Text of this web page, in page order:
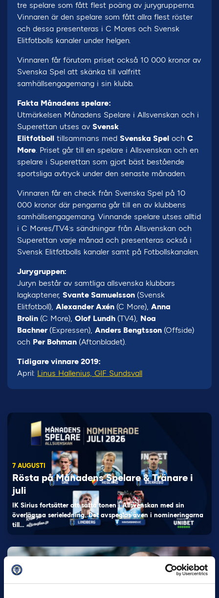
tre spelare som fått flest poäng av jurygrupperna.
Vinnaren är den spelare som fått allra flest röster
och dessa presenteras i C Mores och Svensk
Elitfotbolls kanaler under helgen.
Vinnaren får förutom priset också 10 000 kronor av
Svenska Spel att skänka till valfritt
samhällsengagemang i sin klubb.
Fakta Månadens spelare:
Utmärkelsen Månadens Spelare i Allsvenskan och i
Superettan utses av Svensk
Elitfotboll tillsammans med Svenska Spel och C
More. Priset går till en spelare i Allsvenskan och en
spelare i Superettan som gjort bäst bestående
sportsliga avtryck under den senaste månaden.
Vinnaren får en check från Svenska Spel på 10
000 kronor där pengarna går till en av klubbens
samhällsengagemang. Vinnande spelare utses alltid
i C Mores/TV4:s sändningar från Allsvenskan och
Superettan varje månad och presenteras också i
Svensk Elitfotbolls kanaler samt på Fotbollskanalen.
Jurygruppen:
Juryn består av samtliga allsvenska klubbars
lagkaptener, Svante Samuelsson (Svensk
Elitfotboll), Alexander Axén (C More), Anna
Brolin (C More), Olof Lundh (TV4), Noa
Bachner (Expressen), Anders Bengtsson (Offside)
och Per Bohman (Aftonbladet).
Tidigare vinnare 2019:
April: Linus Hallenius, GIF Sundsvall
7 AUGUSTI
Rösta på Månadens Spelare & Tränare i
juli
IK Sirius fortsätter att sätta tonen i Allsvenskan med sin
överlägsna serieledning. Det avspeglas även i nomineringarna
till…